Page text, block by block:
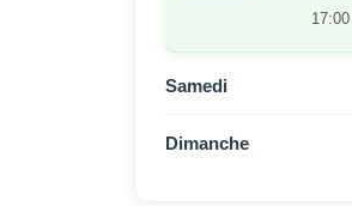
17:00
Samedi
Dimanche